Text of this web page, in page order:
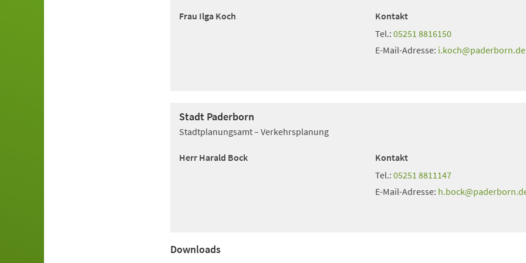
Frau Ilga Koch
Kontakt
Tel.:05251 8816150
E-Mail-Adresse: i.koch paderborn de
Stadt Paderborn
Stadtplanungsamt – Verkehrsplanung
Herr Harald Bock
Kontakt
Tel.:05251 8811147
E-Mail-Adresse: h.bock paderborn
Downloads